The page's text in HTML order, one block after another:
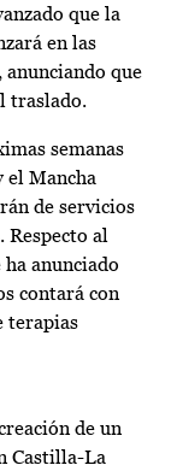
que la
en las
anunciando que
traslado.
semanas
el Mancha
de servicios
Respecto al
anunciado
contará con
terapias
de un
Castilla-La